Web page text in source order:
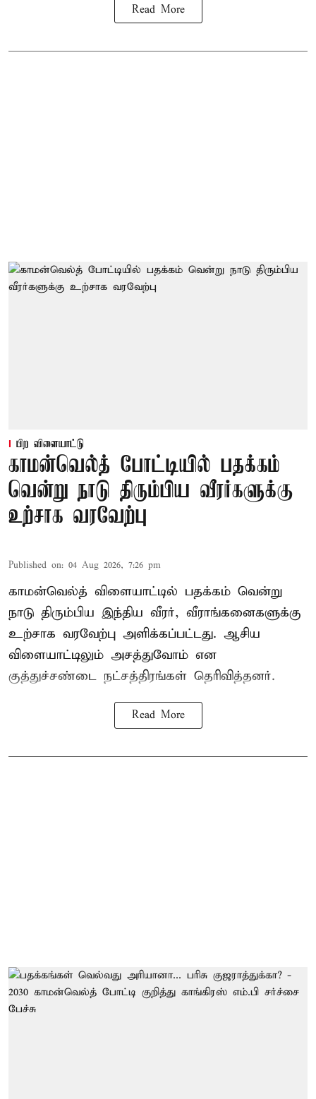
Read More
பிற விளையாட்டு
காமன்வெல்த் போட்டியில் பதக்கம்
வென்று நாடு திரும்பிய வீரர்களுக்கு
உற்சாக வரவேற்பு
Published on: 04 Aug 2026, 7:26 pm
காமன்வெல்த் விளையாட்டில் பதக்கம் வென்று
நாடு திரும்பிய இந்திய வீரர், வீராங்கனைகளுக்கு
உற்சாக வரவேற்பு அளிக்கப்பட்டது. ஆசிய
விளையாட்டிலும் அசத்துவோம் என
குத்துச்சண்டை நட்சத்திரங்கள் தெரிவித்தனர்.
Read More